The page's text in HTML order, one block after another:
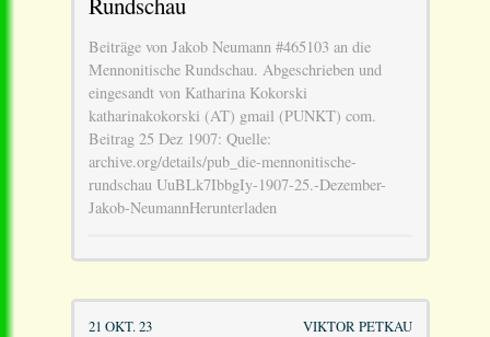
Beiträge von Jakob Neumann #465103 an die
Mennonitische Rundschau. Abgeschrieben und
eingesandt von Katharina Kokorski
katharinakokorski (AT) gmail (PUNKT) com.
Beitrag 25 Dez 1907: Quelle:
archive.org/details/pub_die-mennonitische-
rundschau UuBLk7IbbgIy-1907-25.-Dezember-
Jakob-NeumannHerunterladen
21 OKT. 23 VIKTOR PETKAU